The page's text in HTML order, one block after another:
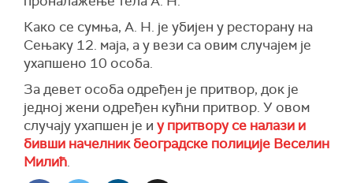
Како се сумња, А. Н. је убијен у ресторану на
Сењаку 12. маја, а у вези са овим случајем је
ухапшено 10 особа.
За девет особа одређен је притвор, док је
једној жени одређен кућни притвор. У овом
случају ухапшен је и у притвору се налази и
бивши начелник београдске полиције Веселин
Милић.